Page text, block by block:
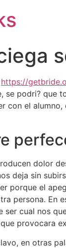
https://
podri? que
con el
dolor
deja sin
porque el
persona. En
ser cual nos
provocara
en otras